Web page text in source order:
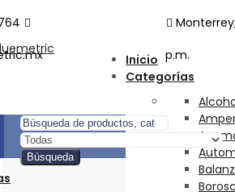
p.m.
Inicio
Categorías
Búsqueda